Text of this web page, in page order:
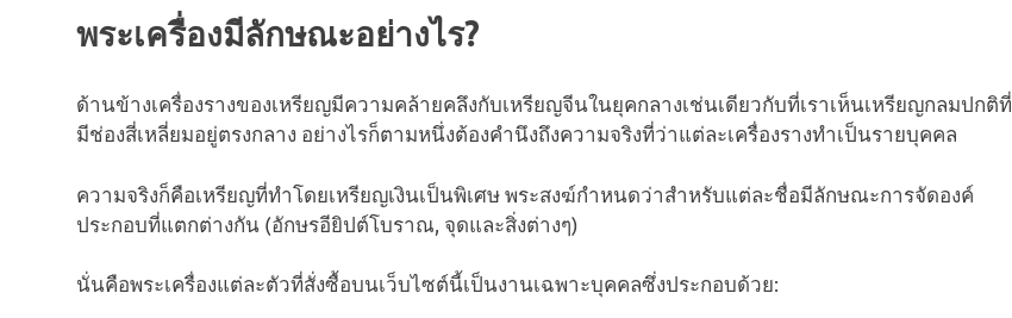
พระเครื่องมีลักษณะอย่างไร?
ด้านข้างเครื่องรางของเหรียญมีความคล้ายคลึงกับเหรียญจีนในยุคกลางเช่นเดียวกับที่เราเห็นเหรียญกลมปกติที่
มีช่องสี่เหลี่ยมอยู่ตรงกลาง อย่างไรก็ตามหนึ่งต้องคำนึงถึงความจริงที่ว่าแต่ละเครื่องรางทำเป็นรายบุคคล
ความจริงก็คือเหรียญที่ทำโดยเหรียญเงินเป็นพิเศษ พระสงฆ์กำหนดว่าสำหรับแต่ละชื่อมีลักษณะการจัดองค์
ประกอบที่แตกต่างกัน (อักษรอียิปต์โบราณ, จุดและสิ่งต่างๆ)
นั่นคือพระเครื่องแต่ละตัวที่สั่งซื้อบนเว็บไซต์นี้เป็นงานเฉพาะบุคคลซึ่งประกอบด้วย: